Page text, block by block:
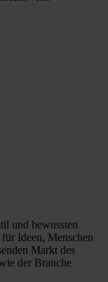
und bewussten
Ideen, Menschen
Markt des
der Branche